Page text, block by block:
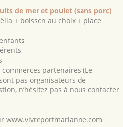
de mer et poulet (sans porc)
+ boisson au choix + place
partenaires (Le
pas organisateurs de
n’hésitez pas à nous contacter
www.vivreportmarianne.com